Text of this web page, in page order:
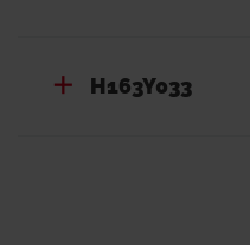
H163Y033